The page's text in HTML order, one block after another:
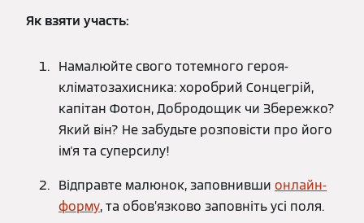
Як взяти участь:
Намалюйте свого тотемного героя-
кліматозахисника:хоробрий Сонцегрій,
капітан Фотон, Добродощик чи Збережко?
Який він? Не забудьте розповісти про його
ім'я та суперсилу!
Відправте малюнок, заповнивши онлайн-
форму, та обов’язково заповніть усі поля.